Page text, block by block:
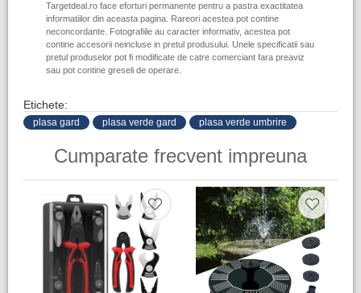
Targetdeal.ro face eforturi permanente pentru a pastra exactitatea
informatiilor din aceasta pagina. Rareori acestea pot contine
neconcordante. Fotografiile au caracter informativ, acestea pot
contine accesorii neincluse in pretul produsului. Unele specificatii sau
pretul produselor pot fi modificate de catre comerciant fara preaviz
sau pot contine greseli de operare.
Etichete:
plasa gard plasa verde gard plasa verde umbrire
Cumparate frecvent impreuna